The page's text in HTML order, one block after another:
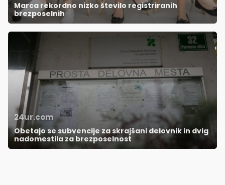
Marca rekordno nizko število registriranih
brezposelnih
24ur.com
Obetajo se subvencije za skrajšani delovnik in dvig
nadomestila za brezposelnost